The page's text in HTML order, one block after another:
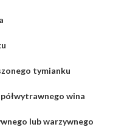
tymianku
wina
lub warzywnego